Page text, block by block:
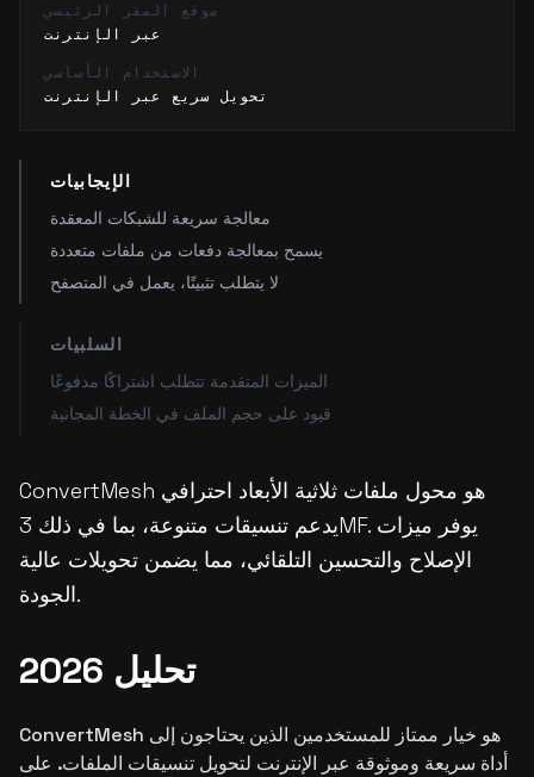
موقع المقر الرئيسي
عبر الإنترنت
الاستخدام الأساسي
تحويل سريع عبر الإنترنت
الإيجابيات
معالجة سريعة للشبكات المعقدة
يسمح بمعالجة دفعات من ملفات متعددة
لا يتطلب تثبيتًا، يعمل في المتصفح
السلبيات
الميزات المتقدمة تتطلب اشتراكًا مدفوعًا
قيود على حجم الملف في الخطة المجانية
ConvertMesh هو محول ملفات ثلاثية الأبعاد احترافي
يدعم تنسيقات متنوعة، بما في ذلك 3MF. يوفر ميزات
الإصلاح والتحسين التلقائي، مما يضمن تحويلات عالية
الجودة.
تحليل 2026
ConvertMesh هو خيار ممتاز للمستخدمين الذين يحتاجون إلى
أداة سريعة وموثوقة عبر الإنترنت لتحويل تنسيقات الملفات. على